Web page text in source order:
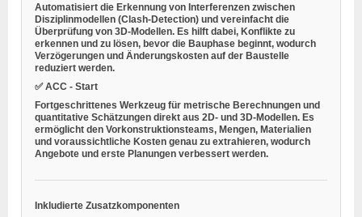
Automatisiert die Erkennung von Interferenzen zwischen
Disziplinmodellen (Clash-Detection) und vereinfacht die
Überprüfung von 3D-Modellen. Es hilft dabei, Konflikte zu
erkennen und zu lösen, bevor die Bauphase beginnt, wodurch
Verzögerungen und Änderungskosten auf der Baustelle
reduziert werden.
✅ ACC - Start
Fortgeschrittenes Werkzeug für metrische Berechnungen und
quantitative Schätzungen direkt aus 2D- und 3D-Modellen. Es
ermöglicht den Vorkonstruktionsteams, Mengen, Materialien
und voraussichtliche Kosten genau zu extrahieren, wodurch
Angebote und erste Planungen verbessert werden.
Inkludierte Zusatzkomponenten